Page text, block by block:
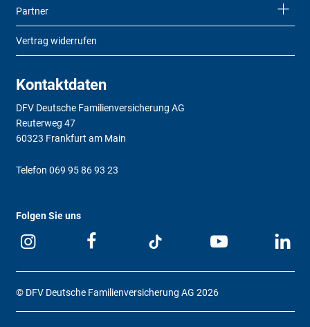
Partner
Vertrag widerrufen
Kontaktdaten
DFV Deutsche Familienversicherung AG
Reuterweg 47
60323 Frankfurt am Main
Telefon 069 95 86 93 23
Folgen Sie uns
© DFV Deutsche Familienversicherung AG 2026